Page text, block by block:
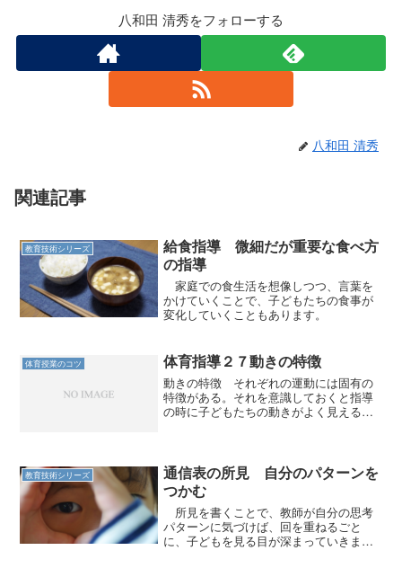
八和田 清秀をフォローする
八和田 清秀
関連記事
教育技術シリーズ
給食指導 微細だが重要な食べ方
の指導
家庭での食生活を想像しつつ、言葉を
かけていくことで、子どもたちの食事が
変化していくこともあります。
体育授業のコツ 体育指導２７動きの特徴
動きの特徴 それぞれの運動には固有の
特徴がある。それを意識しておくと指導
の時に子どもたちの動きがよく見える。
る。縄跳びも両足だが、跳...
教育技術シリーズ
通信表の所見 自分のパターンを
つかむ
所見を書くことで、教師が自分の思考
パターンに気づけば、回を重ねるごと
に、子どもを見る目が深まっていきま